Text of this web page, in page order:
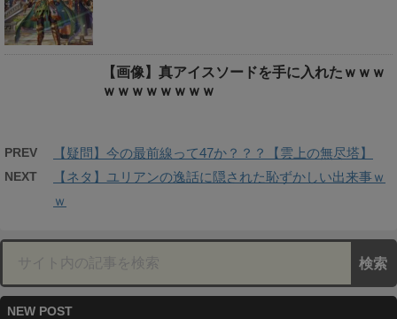
【画像】真アイスソードを手に入れたｗｗｗ
ｗｗｗｗｗｗｗｗ
PREV 【疑問】今の最前線って47か？？？【雲上の無尽塔】
NEXT
【ネタ】ユリアンの逸話に隠された恥ずかしい出来事ｗ
ｗ
NEW POST